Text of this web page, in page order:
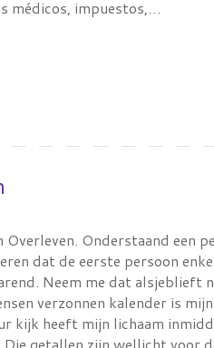
médicos, impuestos,…
Overleven. Onderstaand een
dat de eerste persoon
Neem me dat alsjeblieft
verzonnen kalender is
kijk heeft mijn lichaam